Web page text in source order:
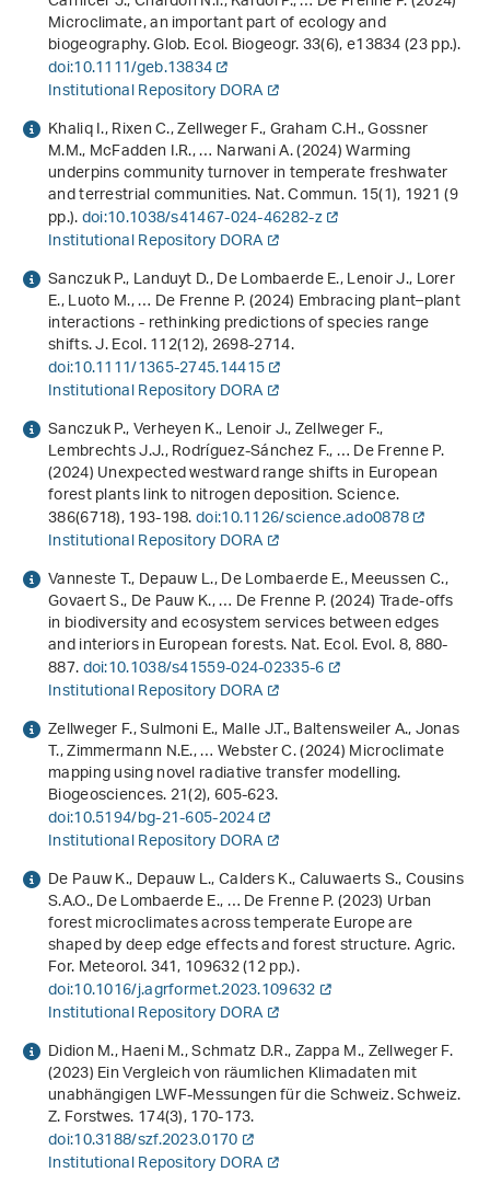
Microclimate, an important part of ecology and
biogeography. Glob. Ecol. Biogeogr.33(6), e13834 (23 pp.).
doi:10.1111/geb.13834
Institutional Repository DORA
Khaliq I., Rixen C., Zellweger F., Graham C.H., Gossner
M.M., McFadden I.R., … Narwani A. (2024) Warming
underpins community turnover in temperate freshwater
and terrestrial communities. Nat. Commun.15(1), 1921 (9
pp.).doi:10.1038/s41467-024-46282-z
Institutional Repository DORA
Sanczuk P., Landuyt D., De Lombaerde E., Lenoir J., Lorer
E., Luoto M., … De Frenne P. (2024) Embracing plant–plant
interactions - rethinking predictions of species range
shifts. J. Ecol.112(12), 2698-2714.
doi:10.1111/1365-2745.14415
Institutional Repository DORA
Sanczuk P., Verheyen K., Lenoir J., Zellweger F.,
Lembrechts J.J., Rodríguez-Sánchez F., … De Frenne P.
(2024) Unexpected westward range shifts in European
forest plants link to nitrogen deposition. Science.
386(6718), 193-198.doi:10.1126/science.ado0878
Institutional Repository DORA
Vanneste T., Depauw L., De Lombaerde E., Meeussen C.,
Govaert S., De Pauw K., … De Frenne P. (2024) Trade-offs
in biodiversity and ecosystem services between edges
and interiors in European forests. Nat. Ecol. Evol.8, 880-
887.doi:10.1038/s41559-024-02335-6
Institutional Repository DORA
Zellweger F., Sulmoni E., Malle J.T., Baltensweiler A., Jonas
T., Zimmermann N.E., … Webster C. (2024) Microclimate
mapping using novel radiative transfer modelling.
Biogeosciences.21(2), 605-623.
doi:10.5194/bg-21-605-2024
Institutional Repository DORA
De Pauw K., Depauw L., Calders K., Caluwaerts S., Cousins
S.A.O., De Lombaerde E., … De Frenne P. (2023) Urban
forest microclimates across temperate Europe are
shaped by deep edge effects and forest structure. Agric.
For. Meteorol.341, 109632 (12 pp.).
doi:10.1016/j.agrformet.2023.109632
Institutional Repository DORA
Didion M., Haeni M., Schmatz D.R., Zappa M., Zellweger F.
(2023) Ein Vergleich von räumlichen Klimadaten mit
unabhängigen LWF-Messungen für die Schweiz. Schweiz.
Z. Forstwes.174(3), 170-173.
doi:10.3188/szf.2023.0170
Institutional Repository DORA